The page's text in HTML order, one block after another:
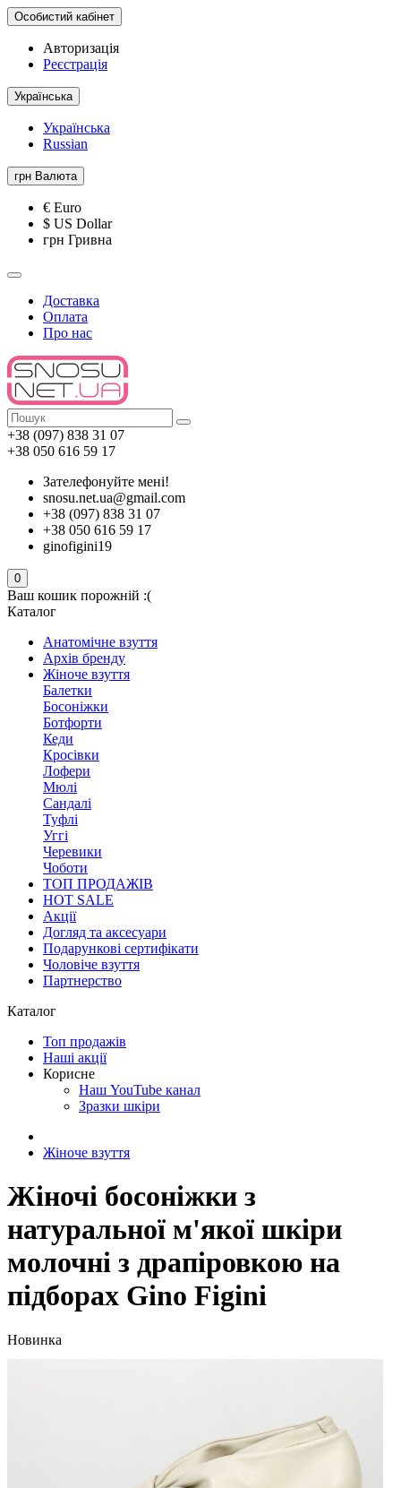
Особистий кабінет
Авторизація
Реєстрація
Українська
Українська
Russian
грн Валюта
€ Euro
$ US Dollar
грн Гривна
Доставка
Оплата
Про нас
+38 (097) 838 31 07
+38 050 616 59 17
Зателефонуйте мені!
snosu.net.ua@gmail.com
+38 (097) 838 31 07
+38 050 616 59 17
ginofigini19
0
Ваш кошик порожній :(
Каталог
Анатомічне взуття
Архів бренду
Жіноче взуття
Балетки
Босоніжки
Ботфорти
Кеди
Кросівки
Лофери
Мюлі
Сандалі
Туфлі
Уггі
Черевики
Чоботи
ТОП ПРОДАЖІВ
HOT SALE
Акції
Догляд та аксесуари
Подарункові сертифікати
Чоловіче взуття
Партнерство
Каталог
Топ продажів
Наші акції
Корисне
Наш YouTube канал
Зразки шкіри
Жіноче взуття
Жіночі босоніжки з
натуральної м'якої шкіри
молочні з драпіровкою на
підборах Gino Figini
Новинка